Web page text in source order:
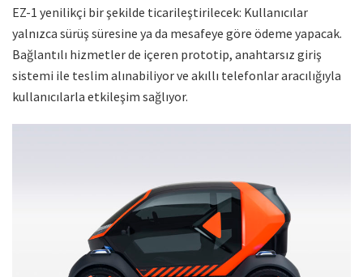
EZ-1 yenilikçi bir şekilde ticarileştirilecek: Kullanıcılar
yalnızca sürüş süresine ya da mesafeye göre ödeme yapacak.
Bağlantılı hizmetler de içeren prototip, anahtarsız giriş
sistemi ile teslim alınabiliyor ve akıllı telefonlar aracılığıyla
kullanıcılarla etkileşim sağlıyor.